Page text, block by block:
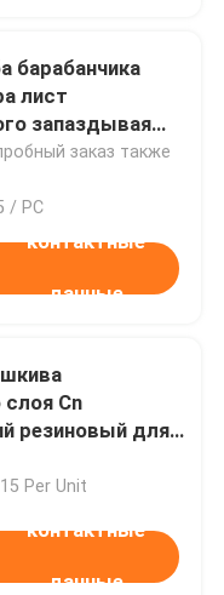
барабанчика
лист
запаздывая
заказ также
/ PC
контактные
данные
Cn
резиновый для
Per Unit
контактные
данные